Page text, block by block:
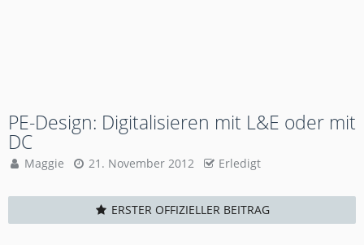
PE-Design: Digitalisieren mit L&E oder mit
DC
Maggie 21. November 2012 Erledigt
ERSTER OFFIZIELLER BEITRAG